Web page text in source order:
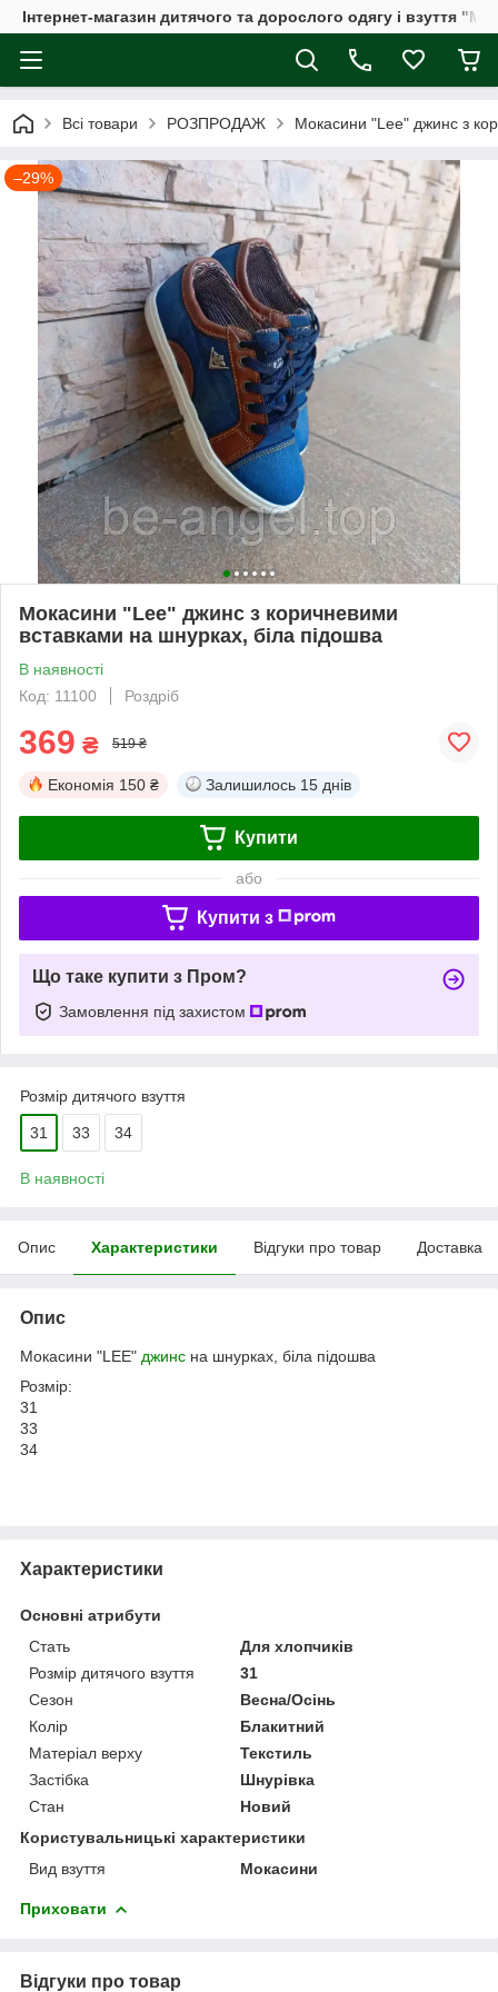
Інтернет-магазин дитячого та дорослого одягу і взуття
Всі товари РОЗПРОДАЖ Мокасини "Lее" джинс з
–29%
Мокасини "Lее" джинс з коричневими
вставками на шнурках, біла підошва
В наявності
Код: 11100
Роздріб
369 ₴ 519 ₴
Економія 150 ₴ Залишилось 15 днів
Купити
або
Купити з
Що таке купити з Пром?
Замовлення під захистом
Розмір дитячого взуття
31 33 34
В наявності
Опис Характеристики Відгуки про товар Доставка
Опис
Мокасини "LEE" джинс на шнурках, біла підошва
Розмір:
31
33
34
Характеристики
Основні атрибути
Стать
Для хлопчиків
Розмір дитячого взуття
31
Сезон
Весна/Осінь
Колір
Блакитний
Матеріал верху
Текстиль
Застібка
Шнурівка
Стан
Новий
Користувальницькі характеристики
Вид взуття
Мокасини
Приховати
Відгуки про товар